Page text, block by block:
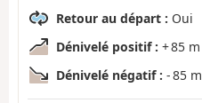
Retour au départ : Oui
Dénivelé positif : + 85 m
Dénivelé négatif : - 85 m